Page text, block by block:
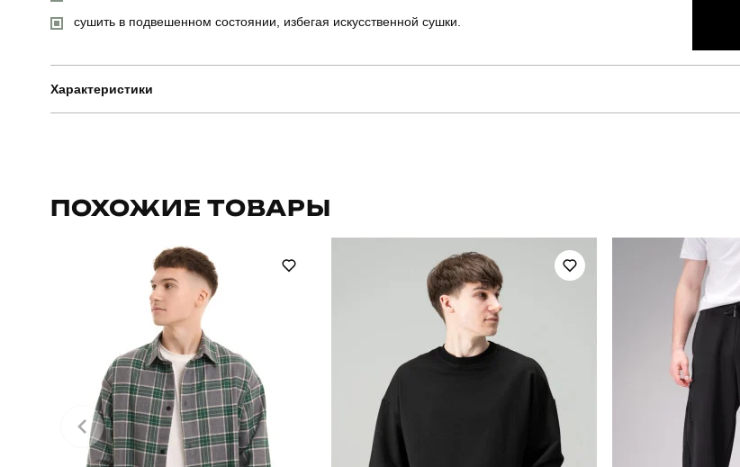
сушить в подвешенном состоянии, избегая искусственной сушки.
Характеристики
Сезон
Країна - виробник україна
ПОХОЖИЕ ТОВАРЫ